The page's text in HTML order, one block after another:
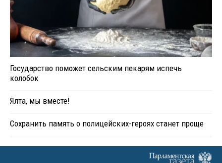
Государство поможет сельским пекарям испечь
колобок
Ялта, мы вместе!
Сохранить память о полицейских-героях станет проще